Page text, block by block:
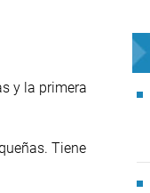
y la primera
Tiene